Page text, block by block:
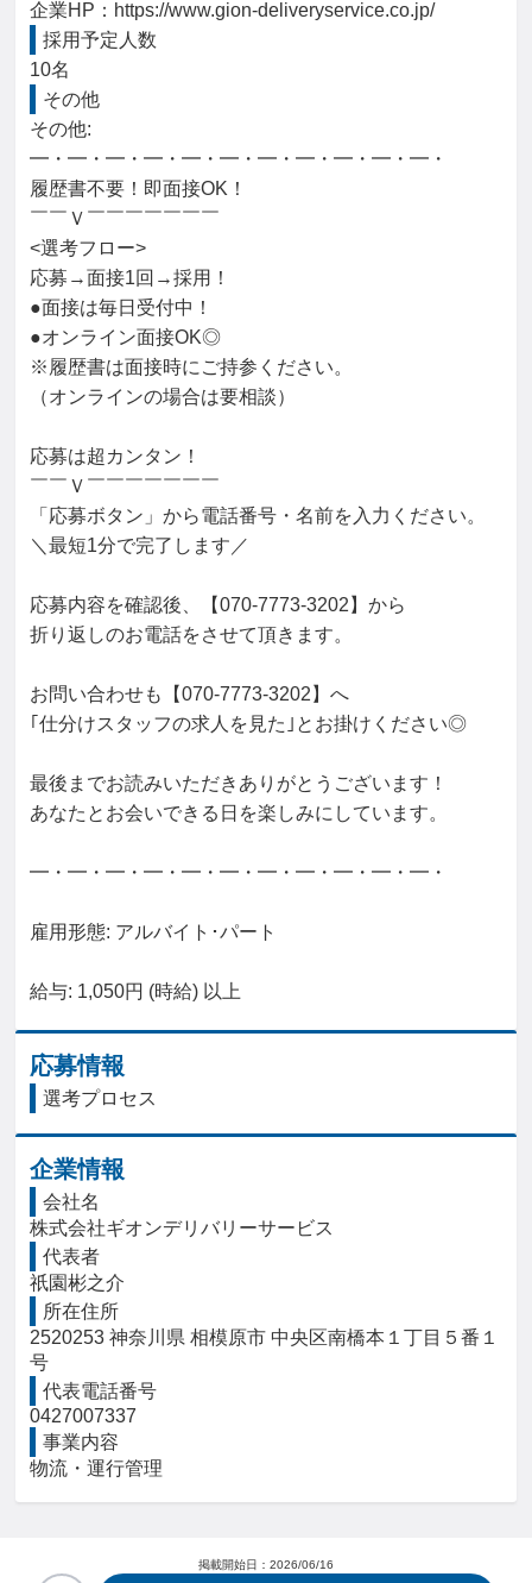
企業HP：https://www.gion-deliveryservice.co.jp/
採用予定人数
10名
その他
その他:
━・━・━・━・━・━・━・━・━・━・━・
履歴書不要！即面接OK！
￣￣Ｖ￣￣￣￣￣￣￣
<選考フロー>
応募→面接1回→採用！
●面接は毎日受付中！
●オンライン面接OK◎
※履歴書は面接時にご持参ください。
（オンラインの場合は要相談）
応募は超カンタン！
￣￣Ｖ￣￣￣￣￣￣￣
「応募ボタン」から電話番号・名前を入力ください。
＼最短1分で完了します／
応募内容を確認後、【070-7773-3202】から
折り返しのお電話をさせて頂きます。
お問い合わせも【070-7773-3202】へ
｢仕分けスタッフの求人を見た｣とお掛けください◎
最後までお読みいただきありがとうございます！
あなたとお会いできる日を楽しみにしています。
━・━・━・━・━・━・━・━・━・━・━・
雇用形態: アルバイト･パート
給与: 1,050円 (時給) 以上
応募情報
選考プロセス
企業情報
会社名
株式会社ギオンデリバリーサービス
代表者
祇園彬之介
所在住所
2520253 神奈川県 相模原市 中央区南橋本１丁目５番１
号
代表電話番号
0427007337
事業内容
物流・運行管理
掲載開始日： 2026/06/16